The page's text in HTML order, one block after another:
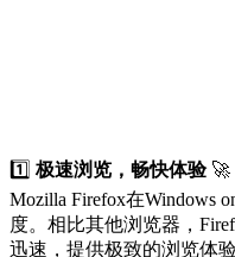
1️⃣ 极速浏览，畅快体验🚀
Mozilla Firefox在Windows
度。相比其他浏览器，
迅速，提供极致的浏览体